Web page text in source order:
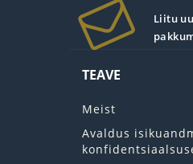
Liitu
TEAVE
Meist
Avaldus